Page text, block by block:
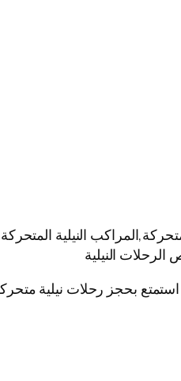
النيلية
النيلية
استمتع بحجز رحلات نيلية